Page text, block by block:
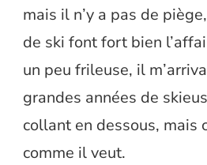
mais il n’y a pas de
de ski font fort bien
un peu frileuse, il
grandes années de
collant en dessous, mais
comme il veut.